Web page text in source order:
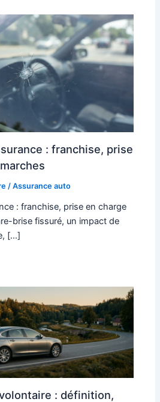
: franchise, prise
/Assurance auto
: franchise, prise en charge
brise fissuré, un impact de
[…]
: définition,